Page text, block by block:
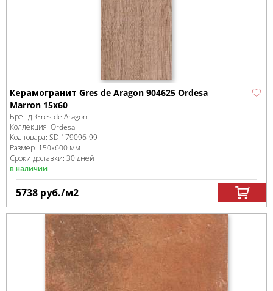
Керамогранит Gres de Aragon 904625 Ordesa
Marron 15x60
Бренд: Gres de Aragon
Коллекция: Ordesa
Код товара: SD-179096-99
Размер: 150x600 мм
Сроки доставки: 30 дней
в наличии
5738 руб./м2